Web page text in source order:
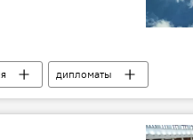
дипломаты